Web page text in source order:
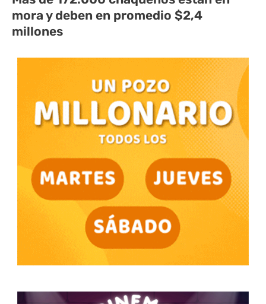
mora y deben en promedio $2,4
millones